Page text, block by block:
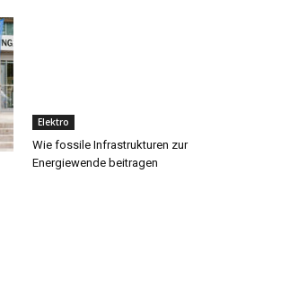
Elektro
Wie fossile Infrastrukturen zur
Energiewende beitragen